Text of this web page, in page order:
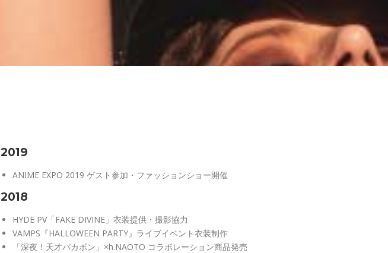
2019
ANIME EXPO 2019 ゲスト参加・ファッションショー開催
2018
HYDE PV「FAKE DIVINE」衣装提供・撮影協力
VAMPS『HALLOWEEN PARTY』ライブイベント衣装制作
「深夜！天才バカボン」×h.NAOTO コラボレーション商品発売